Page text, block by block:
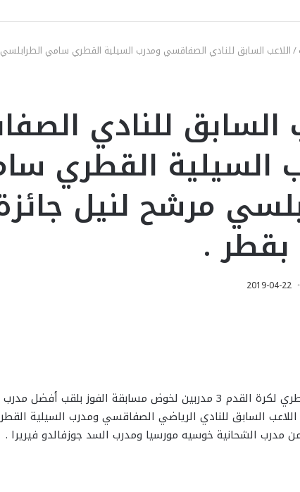
/اللاعب السابق للنادي الصفاقسي ومدرب السيلية القطري سامي
السابق للنادي
السيلية القطري
مرشح لنيل
.
2019-04-22
رشح الاتحاد القطري لكرة القدم 3 مدربين لخوض مسابقة الفوز
اللاعب السابق للنادي الرياضي الصفاقسي ومدرب السيلية
مدرب الشحانية خوسيه مورسيا ومدرب السد جوزفالدو فيريرا .